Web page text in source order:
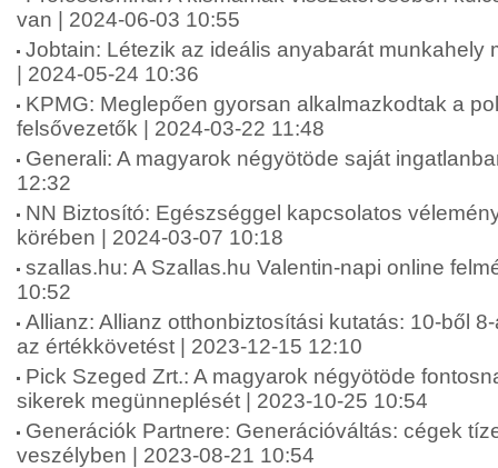
van | 2024-06-03 10:55
Jobtain: Létezik az ideális anyabarát munkahely
| 2024-05-24 10:36
KPMG: Meglepően gyorsan alkalmazkodtak a
felsővezetők | 2024-03-22 11:48
Generali: A magyarok négyötöde saját
12:32
NN Biztosító: Egészséggel kapcsolatos
körében | 2024-03-07 10:18
szallas.hu: A Szallas.hu Valentin-napi online
10:52
Allianz: Allianz otthonbiztosítási kutatás: 10-ből
az értékkövetést | 2023-12-15 12:10
Pick Szeged Zrt.: A magyarok négyötöde
sikerek megünneplését | 2023-10-25 10:54
Generációk Partnere: Generációváltás: cégek
veszélyben | 2023-08-21 10:54